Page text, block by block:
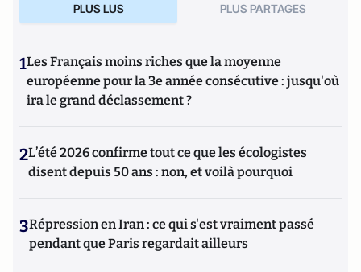
PLUS LUS PLUS PARTAGES
1Les Français moins riches que la moyenne
européenne pour la 3e année consécutive : jusqu'où
ira le grand déclassement ?
2L’été 2026 confirme tout ce que les écologistes
disent depuis 50 ans : non, et voilà pourquoi
3Répression en Iran : ce qui s'est vraiment passé
pendant que Paris regardait ailleurs